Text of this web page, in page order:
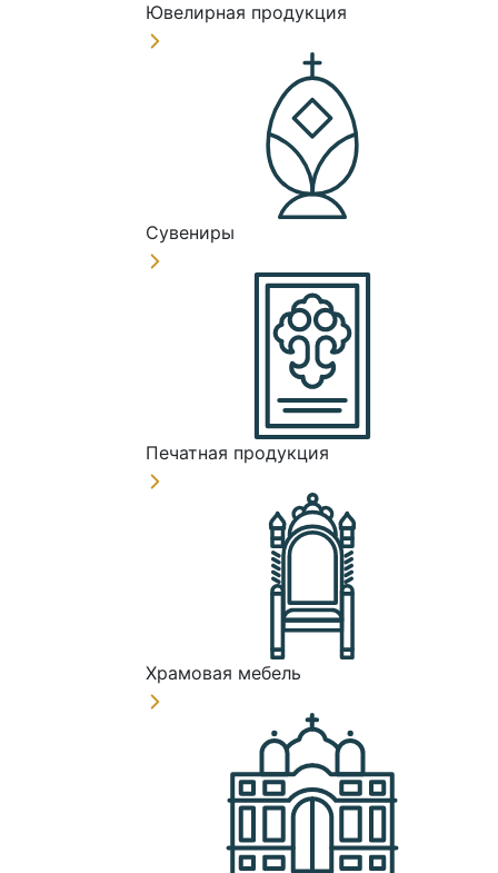
Ювелирная продукция
Сувениры
Печатная продукция
Храмовая мебель